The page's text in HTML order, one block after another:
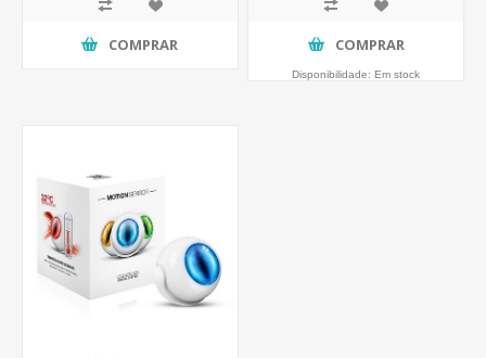
COMPRAR COMPRAR
Disponibilidade: Em stock